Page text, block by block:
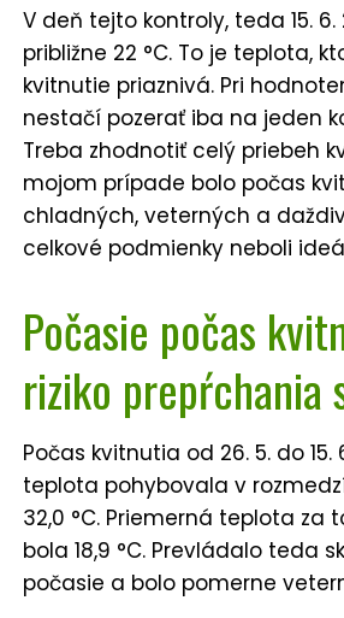
V deň tejto kontroly, teda 15. 6.
približne 22 °C. To je teplota,
kvitnutie priaznivá. Pri
nestačí pozerať iba na jeden
Treba zhodnotiť celý priebeh
mojom prípade bolo počas
chladných, veterných a
celkové podmienky neboli
Počasie počas
riziko prepŕchania
Počas kvitnutia od 26. 5. do 15.
teplota pohybovala v
32,0 °C. Priemerná teplota za
bola 18,9 °C. Prevládalo teda
počasie a bolo pomerne